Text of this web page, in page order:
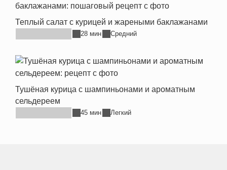
Теплый салат с курицей и жареными баклажанами
28 мин Средний
Тушёная курица с шампиньонами и ароматным
сельдереем
45 мин Легкий